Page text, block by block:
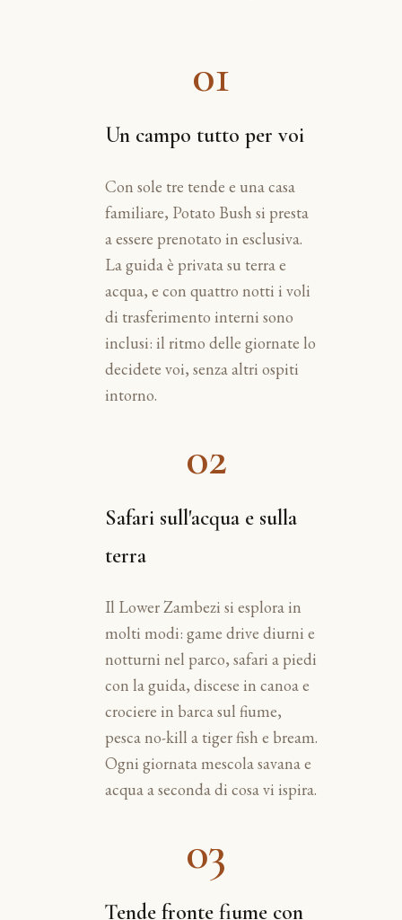
01
Un campo tutto per voi
Con sole tre tende e una casa
familiare, Potato Bush si presta
a essere prenotato in esclusiva.
La guida è privata su terra e
acqua, e con quattro notti i voli
di trasferimento interni sono
inclusi: il ritmo delle giornate lo
decidete voi, senza altri ospiti
intorno.
02
Safari sull'acqua e sulla
terra
Il Lower Zambezi si esplora in
molti modi: game drive diurni e
notturni nel parco, safari a piedi
con la guida, discese in canoa e
crociere in barca sul fiume,
pesca no-kill a tiger fish e bream.
Ogni giornata mescola savana e
acqua a seconda di cosa vi ispira.
03
Tende fronte fiume con